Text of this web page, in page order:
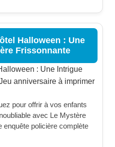
Halloween : Une
Frissonnante
pour offrir à vos enfants
avec Le Mystère
enquête policière complète